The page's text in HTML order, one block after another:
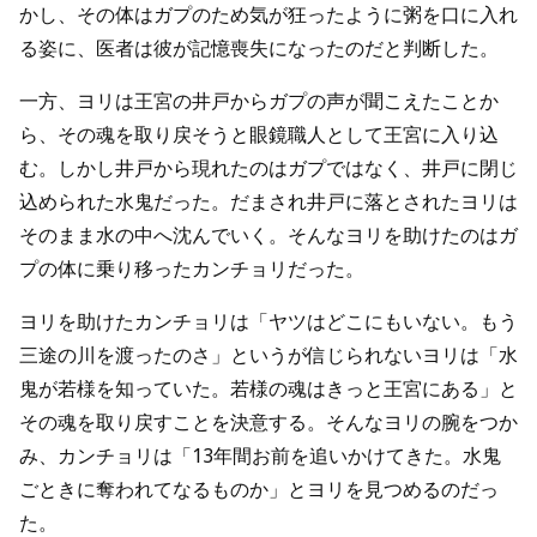
かし、その体はガプのため気が狂ったように粥を口に入れ
る姿に、医者は彼が記憶喪失になったのだと判断した。
一方、ヨリは王宮の井戸からガプの声が聞こえたことか
ら、その魂を取り戻そうと眼鏡職人として王宮に入り込
む。しかし井戸から現れたのはガプではなく、井戸に閉じ
込められた水鬼だった。だまされ井戸に落とされたヨリは
そのまま水の中へ沈んでいく。そんなヨリを助けたのはガ
プの体に乗り移ったカンチョリだった。
ヨリを助けたカンチョリは「ヤツはどこにもいない。もう
三途の川を渡ったのさ」というが信じられないヨリは「水
鬼が若様を知っていた。若様の魂はきっと王宮にある」と
その魂を取り戻すことを決意する。そんなヨリの腕をつか
み、カンチョリは「13年間お前を追いかけてきた。水鬼
ごときに奪われてなるものか」とヨリを見つめるのだっ
た。